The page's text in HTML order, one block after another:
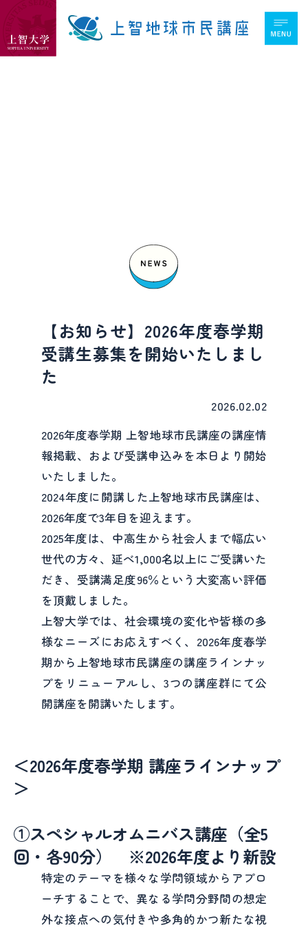
【お知らせ】2026年度春学期
受講生募集を開始いたしまし
た
2026.02.02
2026年度春学期 上智地球市民講座の講座情
報掲載、および受講申込みを本日より開始
いたしました。
2024年度に開講した上智地球市民講座は、
2026年度で3年目を迎えます。
2025年度は、中高生から社会人まで幅広い
世代の方々、延べ1,000名以上にご受講いた
だき、受講満足度96％という大変高い評価
を頂戴しました。
上智大学では、社会環境の変化や皆様の多
様なニーズにお応えすべく、2026年度春学
期から上智地球市民講座の講座ラインナッ
プをリニューアルし、3つの講座群にて公
開講座を開講いたします。
＜2026年度春学期 講座ラインナップ
＞
①スペシャルオムニバス講座（全5
回・各90分） ※2026年度より新設
特定のテーマを様々な学問領域からアプロ
ーチすることで、異なる学問分野間の想定
外な接点への気付きや多角的かつ新たな視